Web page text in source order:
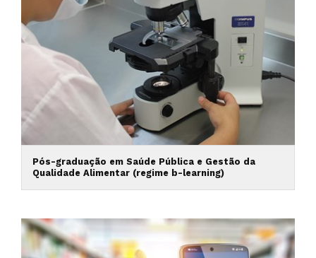
Pós-graduação em Saúde Pública e Gestão da
Qualidade Alimentar (regime b-learning)